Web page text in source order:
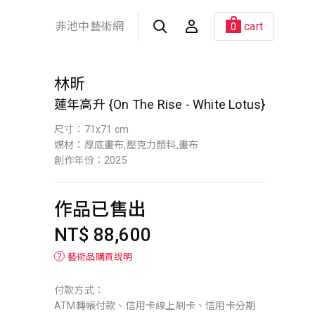
非池中藝術網 0 cart
林昕
蓮年高升 {On The Rise - White Lotus}
尺寸：71x71 cm
媒材：厚底畫布,壓克力顏料,畫布
創作年份：2025
作品已售出
NT$ 88,600
？ 藝術品購買說明
付款方式：
ATM轉帳付款、信用卡線上刷卡、信用卡分期